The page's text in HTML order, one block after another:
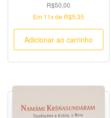
R$50,00
Em 11xde R$5,35
Adicionar ao carrinho